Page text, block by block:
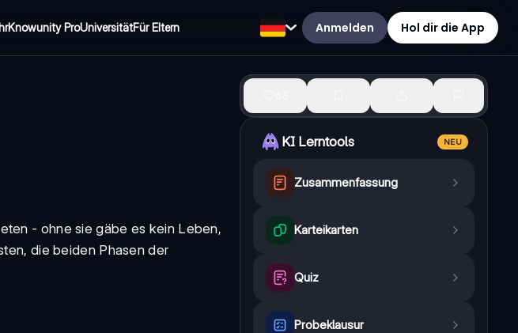
Knowunity ProUniversitätFür Eltern Anmelden Hol dir die App
- ohne sie gäbe es kein Leben,
die beiden Phasen der
KI Lerntools NEU
Zusammenfassung
Karteikarten
Quiz
Probeklausur